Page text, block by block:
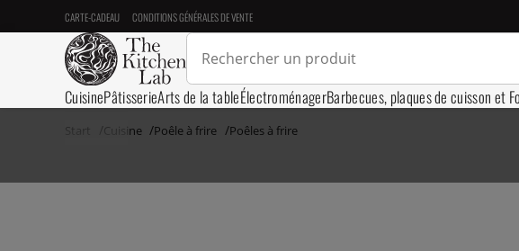
CARTE-CADEAU CONDITIONS GÉNÉRALES DE VENTE
CuisinePâtisserieArts de la tableÉlectroménagerBarbecues, plaques de cuisson et
Start Cuisine Poêle à frire Poêles à frire